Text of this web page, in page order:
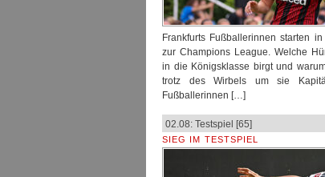
Frankfurts Fußballerinnen starten
zur Champions League. Welche
in die Königsklasse birgt und
trotz des Wirbels um sie
Fußballerinnen […]
02.08: Testspiel [65]
SIEG IM TESTSPIEL